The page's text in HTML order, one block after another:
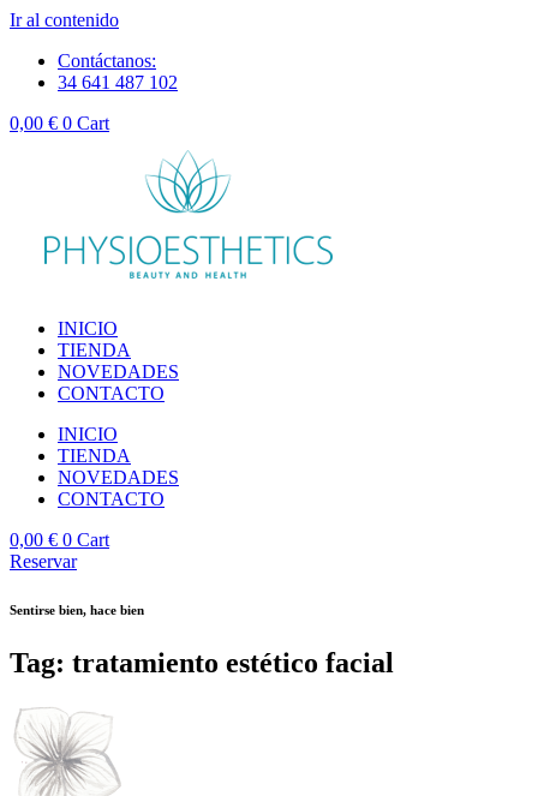
Ir al contenido
Contáctanos:
34 641 487 102
0,00 € 0 Cart
INICIO
TIENDA
NOVEDADES
CONTACTO
INICIO
TIENDA
NOVEDADES
CONTACTO
0,00 € 0 Cart
Reservar
Sentirse bien, hace bien
Tag: tratamiento estético facial